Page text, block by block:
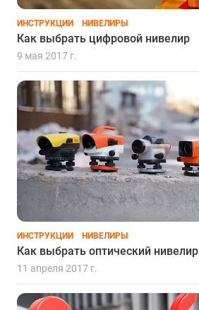
ИНСТРУКЦИИ НИВЕЛИРЫ
Как выбрать цифровой нивелир
9 мая 2017 г.
ИНСТРУКЦИИ НИВЕЛИРЫ
Как выбрать оптический нивелир
11 апреля 2017 г.